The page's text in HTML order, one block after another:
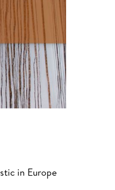
in Europe